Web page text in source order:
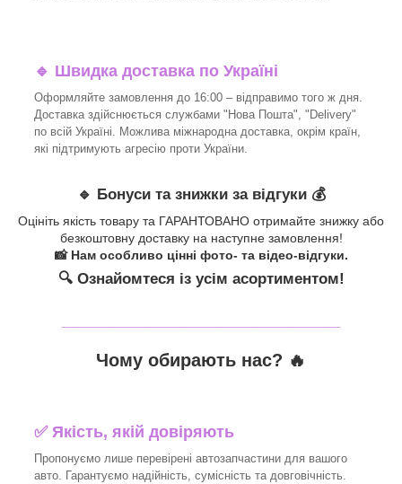
🔹 Швидка доставка по Україні
Оформляйте замовлення до 16:00 – відправимо того ж дня.
Доставка здійснюється службами "Нова Пошта", "Delivery"
по всій Україні. Можлива міжнародна доставка, окрім країн,
які підтримують агресію проти України.
🔹 Бонуси та знижки за відгуки 💰
Оцініть якість товару та ГАРАНТОВАНО отримайте знижку або
безкоштовну доставку на наступне замовлення!
📸 Нам особливо цінні фото- та відео-відгуки.
🔍 Ознайомтеся із усім асортиментом!
Чому обирають нас? 🔥
✅ Якість, якій довіряють
Пропонуємо лише перевірені автозапчастини для вашого
авто. Гарантуємо надійність, сумісність та довговічність.